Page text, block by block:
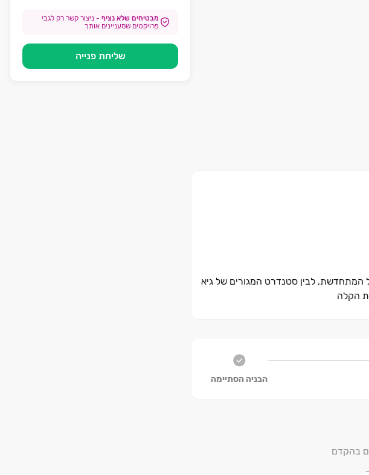
בין מיקום נחשק בקריית יובל המתחדשת, לבין סטנדרט המגורים של גיא
הקלה
הבניה הסתיימה
בהקדם
מבטיחים שלא נציף - ניצור קשר רק לגבי
פרויקטים שמעניינים אותך
שליחת פנייה